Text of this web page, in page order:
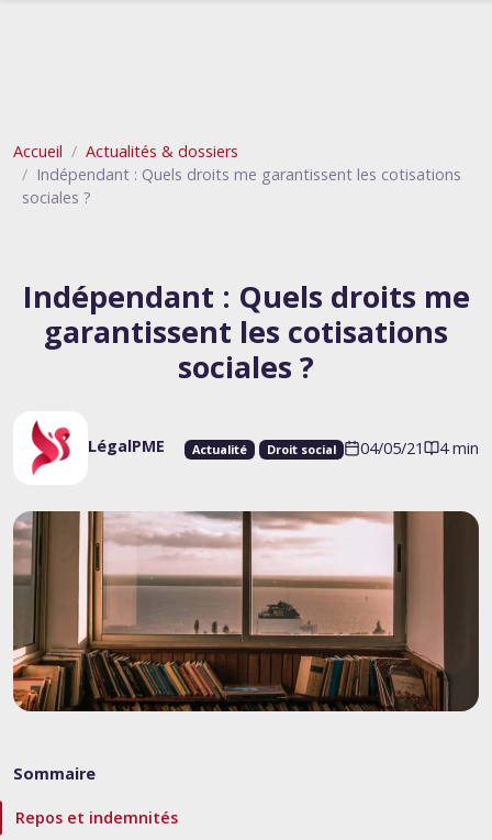
Accueil
Actualités & dossiers
Indépendant : Quels droits me garantissent les cotisations
sociales ?
Indépendant : Quels droits me
garantissent les cotisations
sociales ?
LégalPME Actualité Droit social 04/05/21 4 min
Sommaire
Repos et indemnités